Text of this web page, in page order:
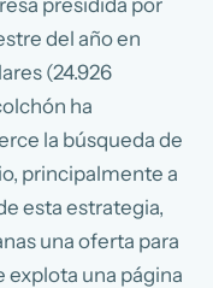
del año en
(24.926
ha
la búsqueda de
principalmente a
esta estrategia,
una oferta para
explota una página